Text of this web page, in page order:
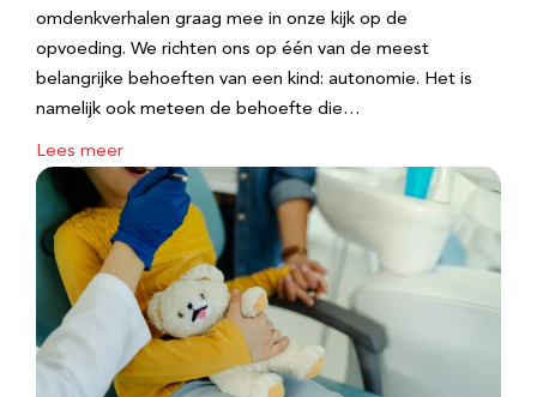
omdenkverhalen graag mee in onze kijk op de
opvoeding. We richten ons op één van de meest
belangrijke behoeften van een kind: autonomie. Het is
namelijk ook meteen de behoefte die…
Lees meer